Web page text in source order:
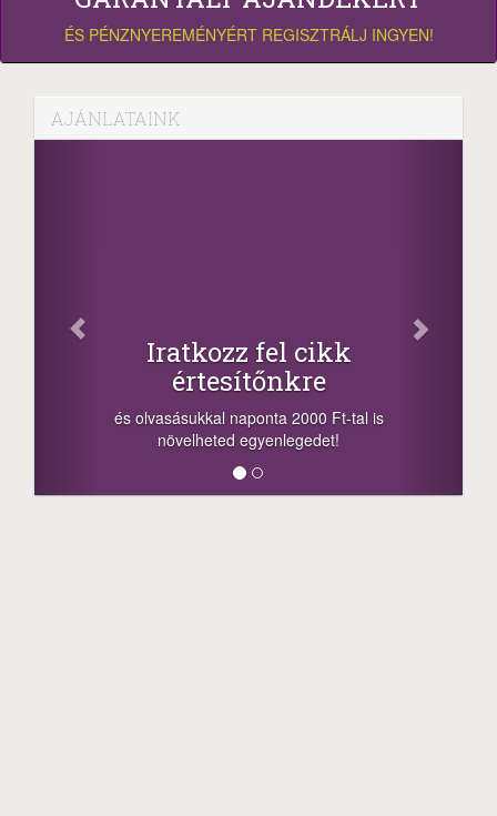
ÉS PÉNZNYEREMÉNYÉRT REGISZTRÁLJ INGYEN!
AJÁNLATAINK
fel cikk
naponta 2000 Ft-tal is
egyenlegedet!
Oszd
megosztási